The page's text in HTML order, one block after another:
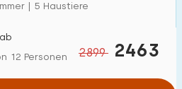
— € 1000+
| 5 Haustiere
2899 2463
12 Personen